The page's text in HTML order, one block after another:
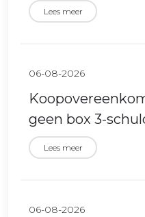
Lees meer
06-08-2026
geen box 3-
Lees meer
06-08-2026